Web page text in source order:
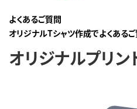
よくあるご質問
オリジナルTシャツ作成でよくある
オリジナルプリン